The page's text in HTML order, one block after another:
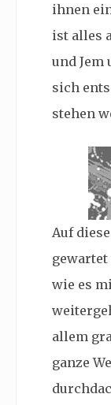
ihnen
ist alles
und Jem
sich
stehen
Auf
wie es
allem
ganze